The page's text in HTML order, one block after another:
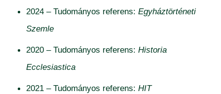
2024 – Tudományos referens:Egyháztörténeti
Szemle
2020 – Tudományos referens:Historia
Ecclesiastica
2021 – Tudományos referens:HIT